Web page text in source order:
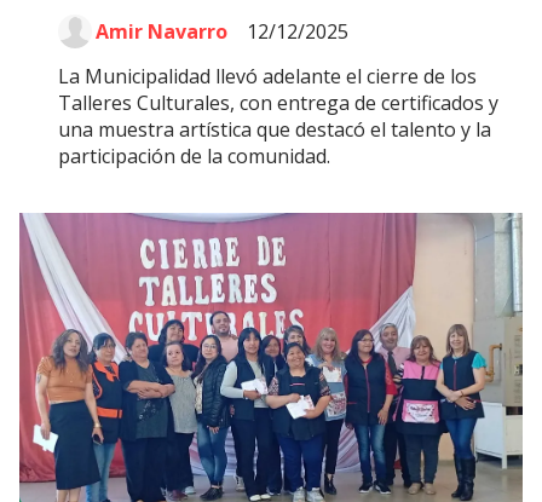
La Municipalidad llevó adelante el cierre de los
Talleres Culturales, con entrega de certificados y
una muestra artística que destacó el talento y la
participación de la comunidad.
12/12/2025
Amir Navarro